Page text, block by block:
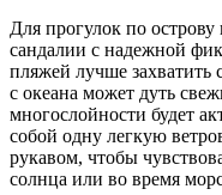
Для прогулок по острову
сандалии с надежной
пляжей лучше захватить
с океана может дуть
многослойности будет
собой одну легкую
рукавом, чтобы
солнца или во время